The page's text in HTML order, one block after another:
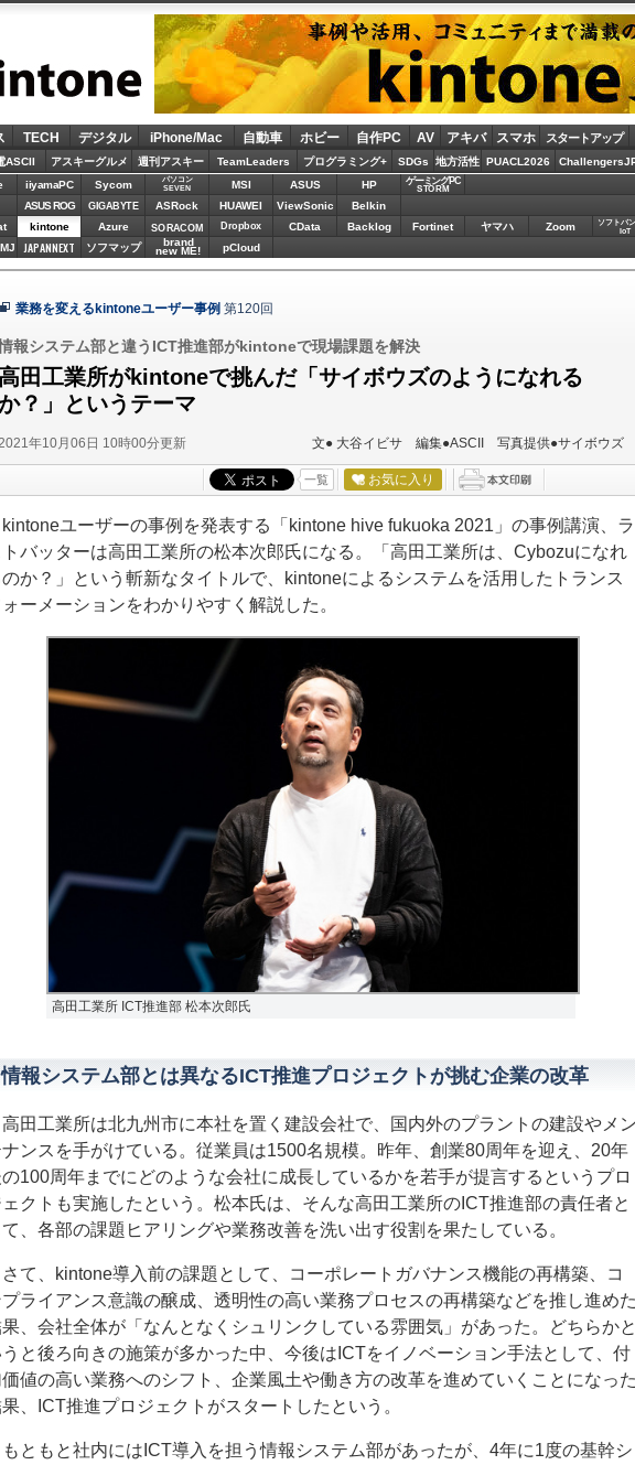
TECH デジタル iPhone/Mac 自動車 ホビー 自作PC AV アキバ スマホ スタートアップ
ASCII アスキーグルメ 週刊アスキー TeamLeaders プログラミング+ SDGs 地方活性 PUACL2026
iiyamaPC Sycom
パソコン
SEVEN
MSI ASUS HP ゲーミングPC
STORM
ASUS ROG GIGABYTE ASRock HUAWEI ViewSonic Belkin
kintone Azure SORACOM Dropbox CData Backlog Fortinet ヤマハ Zoom
ソフトバ
IoT
JAPANNEXT ソフマップ brand
new ME! pCloud
業務を変えるkintoneユーザー事例 第120回
報システム部と違うICT推進部がkintoneで現場課題を解決
田工業所がkintoneで挑んだ「サイボウズのようになれる
？」というテーマ
年10月06日 10時00分更新 文● 大谷イビサ 編集●ASCII 写真提供●サイボウズ
一覧 お気に入り
ユーザーの事例を発表する「kintone hive fukuoka 2021」の事例講演、ラ
トバッターは高田工業所の松本次郎氏になる。「高田工業所は、Cybozuになれ
のか？」という斬新なタイトルで、kintoneによるシステムを活用したトランス
ーメーションをわかりやすく解説した。
高田工業所 ICT推進部 松本次郎氏
情報システム部とは異なるICT推進プロジェクトが挑む企業の改革
田工業所は北九州市に本社を置く建設会社で、国内外のプラントの建設やメン
ナンスを手がけている。従業員は1500名規模。昨年、創業80周年を迎え、20年
100周年までにどのような会社に成長しているかを若手が提言するというプロ
ェクトも実施したという。松本氏は、そんな高田工業所のICT推進部の責任者と
て、各部の課題ヒアリングや業務改善を洗い出す役割を果たしている。
て、kintone導入前の課題として、コーポレートガバナンス機能の再構築、コ
プライアンス意識の醸成、透明性の高い業務プロセスの再構築などを推し進めた
、会社全体が「なんとなくシュリンクしている雰囲気」があった。どちらかと
うと後ろ向きの施策が多かった中、今後はICTをイノベーション手法として、付
価値の高い業務へのシフト、企業風土や働き方の改革を進めていくことになった
、ICT推進プロジェクトがスタートしたという。
ともと社内にはICT導入を担う情報システム部があったが、4年に1度の基幹シ